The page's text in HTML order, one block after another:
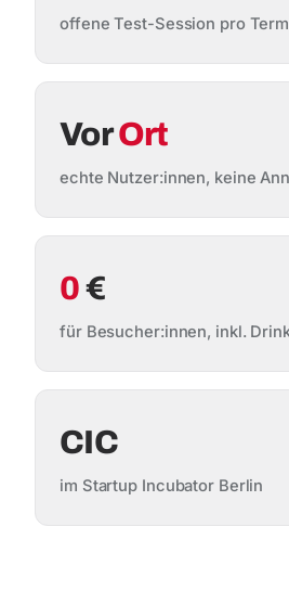
offene Test-Session pro
VorOrt
echte Nutzer:innen, keine
0€
für Besucher:innen, inkl.
CIC
im Startup Incubator Berlin